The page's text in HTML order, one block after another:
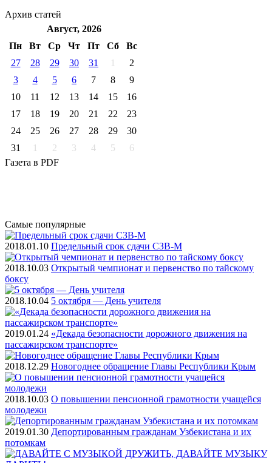
Архив статей
Август, 2026
Пн
Вт Ср Чт Пт Cб
Вс
27
28 29 30 31 1
2
3
4 5 6 7 8
9
10
11 12 13 14 15
16
17
18 19 20 21 22
23
24
25 26 27 28 29
30
31
1 2 3 4 5
6
Газета в PDF
Самые популярные
2018.01.10 Предельный срок сдачи СЗВ-М
2018.10.03 Открытый чемпионат и первенство по тайскому
боксу
2018.10.04 5 октября — День учителя
2019.01.24 «Декада безопасности дорожного движения на
пассажирском транспорте»
2018.12.29 Новогоднее обращение Главы Республики Крым
2018.10.03 О повышении пенсионной грамотности учащейся
молодежи
2019.01.30 Депортированным гражданам Узбекистана и их
потомкам